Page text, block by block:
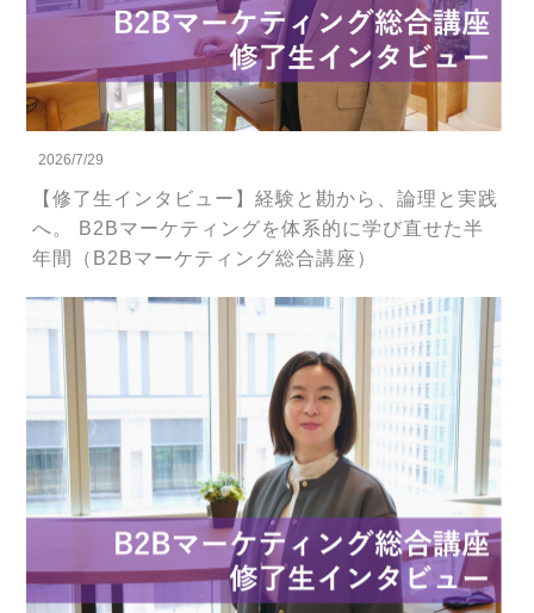
2026/7/29
【修了生インタビュー】経験と勘から、論理と実践
へ。 B2Bマーケティングを体系的に学び直せた半
年間（B2Bマーケティング総合講座）